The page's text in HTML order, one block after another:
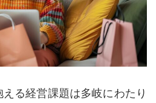
る経営課題は多岐にわたり